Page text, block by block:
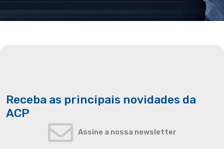
Receba as principais novidades da
ACP
Assine a nossa newsletter